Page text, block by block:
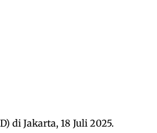
di Jakarta, 18 Juli 2025.